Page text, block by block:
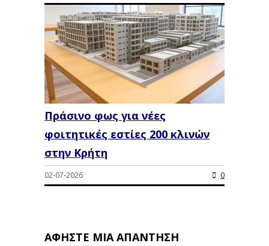
Πράσινο φως για νέες
φοιτητικές εστίες 200 κλινών
στην Κρήτη
02-07-2026 0
ΑΦΉΣΤΕ ΜΙΑ ΑΠΆΝΤΗΣΗ